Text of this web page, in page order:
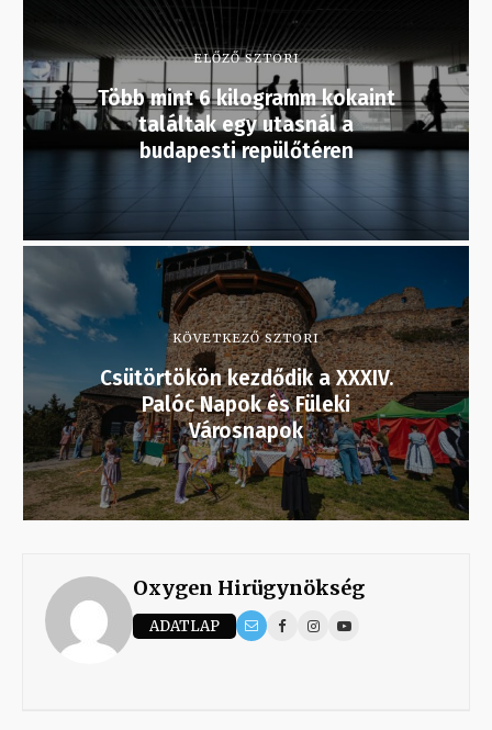
ELŐZŐ SZTORI
Több mint 6 kilogramm kokaint
találtak egy utasnál a
budapesti repülőtéren
KÖVETKEZŐ SZTORI
Csütörtökön kezdődik a XXXIV.
Palóc Napok és Füleki
Városnapok
Oxygen Hirügynökség
ADATLAP